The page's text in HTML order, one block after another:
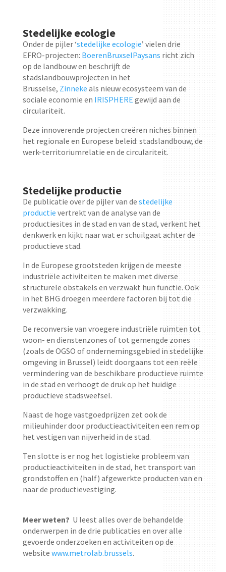
Stedelijke ecologie
Onder de pijler ‘stedelijke ecologie’ vielen drie
EFRO-projecten: BoerenBruxselPaysans richt zich
op de landbouw en beschrijft de
stadslandbouwprojecten in het
Brusselse, Zinneke als nieuw ecosysteem van de
sociale economie en IRISPHERE gewijd aan de
circulariteit.
Deze innoverende projecten creëren niches binnen
het regionale en Europese beleid: stadslandbouw, de
werk-territoriumrelatie en de circulariteit.
Stedelijke productie
De publicatie over de pijler van de stedelijke
productie vertrekt van de analyse van de
productiesites in de stad en van de stad, verkent het
denkwerk en kijkt naar wat er schuilgaat achter de
productieve stad.
In de Europese grootsteden krijgen de meeste
industriële activiteiten te maken met diverse
structurele obstakels en verzwakt hun functie. Ook
in het BHG droegen meerdere factoren bij tot die
verzwakking.
De reconversie van vroegere industriële ruimten tot
woon- en dienstenzones of tot gemengde zones
(zoals de OGSO of ondernemingsgebied in stedelijke
omgeving in Brussel) leidt doorgaans tot een reële
vermindering van de beschikbare productieve ruimte
in de stad en verhoogt de druk op het huidige
productieve stadsweefsel.
Naast de hoge vastgoedprijzen zet ook de
milieuhinder door productieactiviteiten een rem op
het vestigen van nijverheid in de stad.
Ten slotte is er nog het logistieke probleem van
productieactiviteiten in de stad, het transport van
grondstoffen en (half) afgewerkte producten van en
naar de productievestiging.
Meer weten? U leest alles over de behandelde
onderwerpen in de drie publicaties en over alle
gevoerde onderzoeken en activiteiten op de
website www.metrolab.brussels.